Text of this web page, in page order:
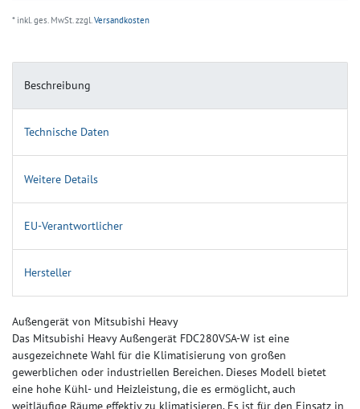
* inkl. ges. MwSt. zzgl. Versandkosten
Beschreibung
Technische Daten
Weitere Details
EU-Verantwortlicher
Hersteller
Außengerät von Mitsubishi Heavy
Das Mitsubishi Heavy Außengerät FDC280VSA-W ist eine
ausgezeichnete Wahl für die Klimatisierung von großen
gewerblichen oder industriellen Bereichen. Dieses Modell bietet
eine hohe Kühl- und Heizleistung, die es ermöglicht, auch